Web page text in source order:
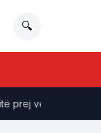
🔍
venit